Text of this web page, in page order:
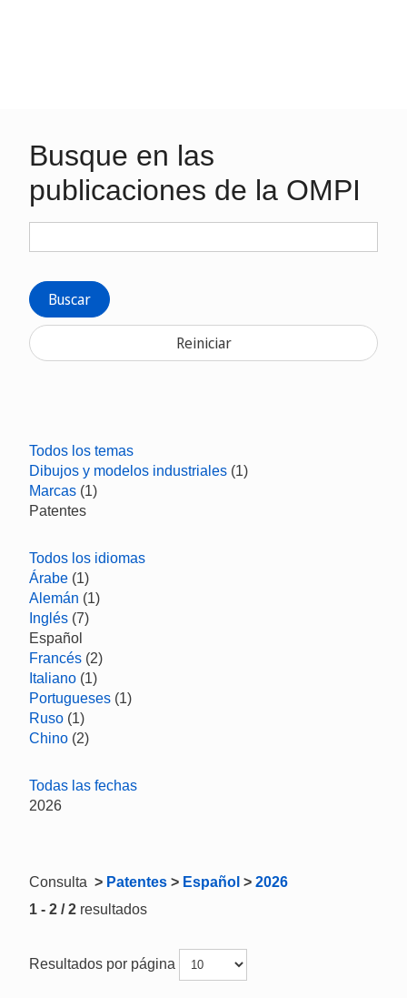
Busque en las
publicaciones de la OMPI
Buscar
Reiniciar
Todos los temas
Dibujos y modelos industriales (1)
Marcas (1)
Patentes
Todos los idiomas
Árabe (1)
Alemán (1)
Inglés (7)
Español
Francés (2)
Italiano (1)
Portugueses (1)
Ruso (1)
Chino (2)
Todas las fechas
2026
Consulta > Patentes > Español > 2026
1 - 2 / 2 resultados
Resultados por página